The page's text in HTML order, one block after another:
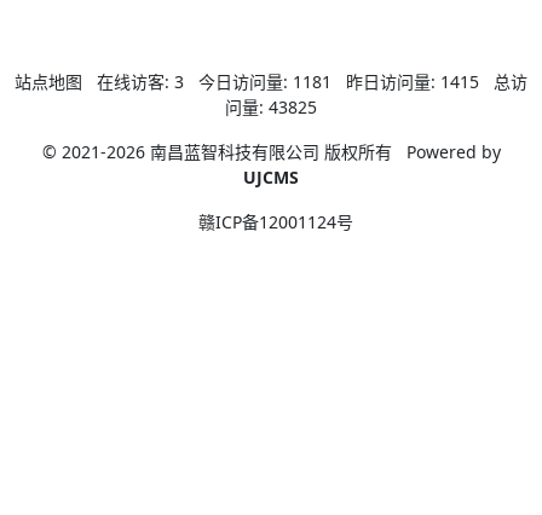
站点地图 在线访客: 3 今日访问量: 1181 昨日访问量: 1415
总访
问量: 43825
© 2021-2026 南昌蓝智科技有限公司 版权所有
Powered by
UJCMS
赣ICP备12001124号